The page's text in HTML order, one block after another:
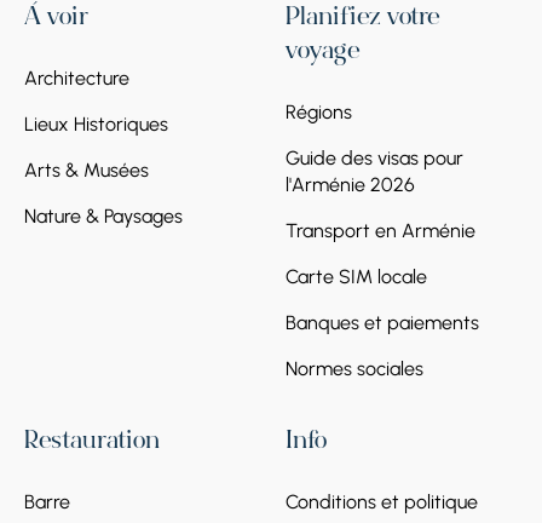
À voir
Architecture
Lieux Historiques
Arts & Musées
Nature & Paysages
Planifiez votre
voyage
Régions
Guide des visas pour
l'Arménie 2026
Transport en Arménie
Carte SIM locale
Banques et paiements
Normes sociales
Restauration
Barre
Info
Conditions et politique